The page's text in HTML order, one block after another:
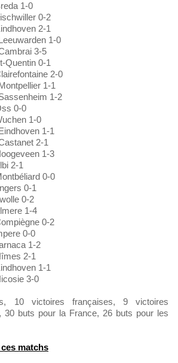
1-0
0-2
2-1
1-0
3-5
Quentin 0-1
2-0
1-1
1-2
0-0
1-0
1-1
2-1
1-3
2-1
0-0
0-1
0-2
1-4
0-2
0-0
1-2
2-1
1-1
3-0
10 victoires françaises, 9 victoires
30 buts pour la France, 26 buts pour les
matchs